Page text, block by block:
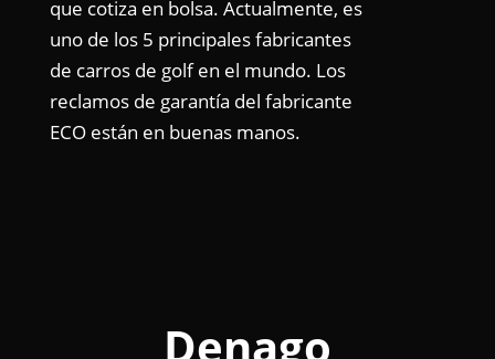
que cotiza en bolsa. Actualmente, es
uno de los 5 principales fabricantes
de carros de golf en el mundo. Los
reclamos de garantía del fabricante
ECO están en buenas manos.
Denago